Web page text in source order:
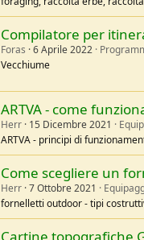
Compilatore per
Foras 6 Aprile 2022
Vecchiume
ARTVA - come
Herr 15 Dicembre 2021
ARTVA - principi di
Come scegliere un
Herr 7 Ottobre 2021
fornelletti outdoor - tipi